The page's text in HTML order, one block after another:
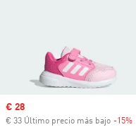
Precio de venta
€ 28
€ 33 Último precio más bajo -15%